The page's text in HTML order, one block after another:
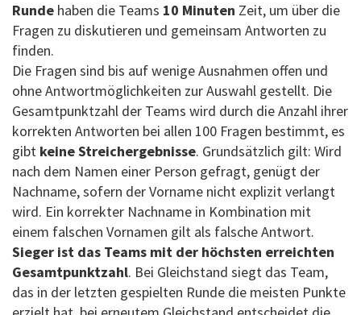
Runde haben die Teams 10 Minuten Zeit, um über die
Fragen zu diskutieren und gemeinsam Antworten zu
finden.
Die Fragen sind bis auf wenige Ausnahmen offen und
ohne Antwortmöglichkeiten zur Auswahl gestellt. Die
Gesamtpunktzahl der Teams wird durch die Anzahl ihrer
korrekten Antworten bei allen 100 Fragen bestimmt, es
gibt keine Streichergebnisse. Grundsätzlich gilt: Wird
nach dem Namen einer Person gefragt, genügt der
Nachname, sofern der Vorname nicht explizit verlangt
wird. Ein korrekter Nachname in Kombination mit
einem falschen Vornamen gilt als falsche Antwort.
Sieger ist das Teams mit der höchsten erreichten
Gesamtpunktzahl. Bei Gleichstand siegt das Team,
das in der letzten gespielten Runde die meisten Punkte